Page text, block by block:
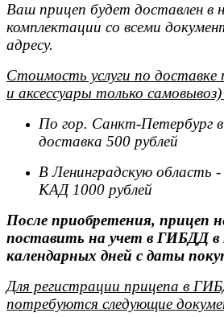
Ваш прицеп будет доставлен в
комплектации со всеми
адресу.
Стоимость услуги по доставке
и аксессуары только
По гор. Санкт-Петербург
доставка 500 рублей
В Ленинградскую
КАД 1000 рублей
После приобретения, прицеп
поставить на учет в ГИБДД в
календарных дней с даты
Для регистрации прицепа в
потребуются следующие